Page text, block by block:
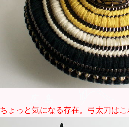
ちょっと気になる存在。弓太刀はこ